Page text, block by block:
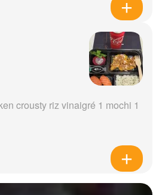
crousty riz vinaigré 1 mochi 1